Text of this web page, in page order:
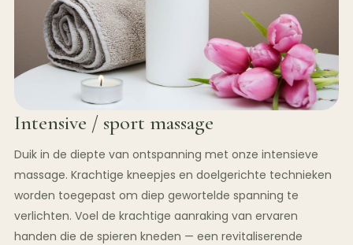
Intensive / sport massage
Duik in de diepte van ontspanning met onze intensieve
massage. Krachtige kneepjes en doelgerichte technieken
worden toegepast om diep gewortelde spanning te
verlichten. Voel de krachtige aanraking van ervaren
handen die de spieren kneden — een revitaliserende